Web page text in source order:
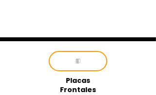
Placas
Frontales